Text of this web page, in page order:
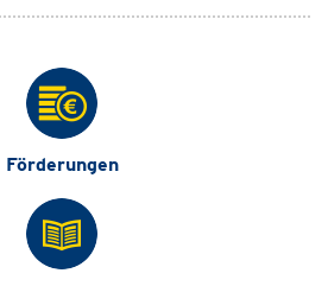
Förderungen